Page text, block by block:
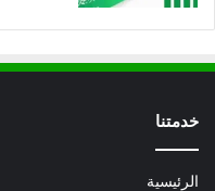
خدمتنا
الرئيسية